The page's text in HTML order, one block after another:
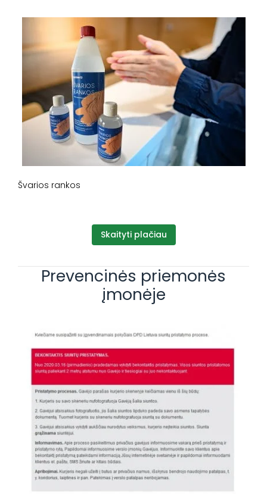
Švarios rankos
Skaityti plačiau
Prevencinės priemonės
įmonėje